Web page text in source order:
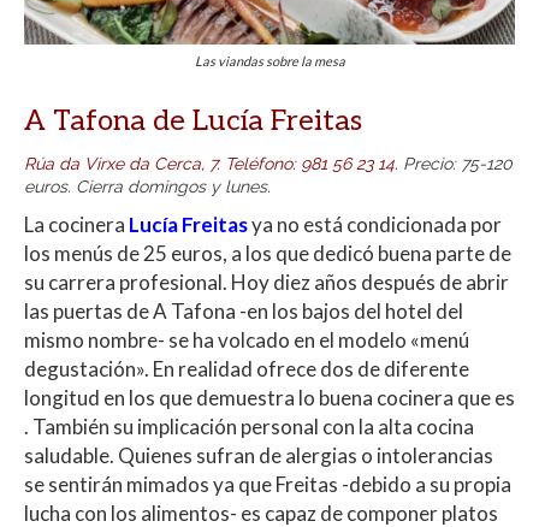
Las viandas sobre la mesa
A Tafona de Lucía Freitas
Rúa da Virxe da Cerca, 7. Teléfono: 981 56 23 14. Precio: 75-120
euros. Cierra domingos y lunes.
La cocinera Lucía Freitasya no está condicionada por
los menús de 25 euros, a los que dedicó buena parte de
su carrera profesional. Hoy diez años después de abrir
las puertas de A Tafona -en los bajos del hotel del
mismo nombre- se ha volcado en el modelo «menú
degustación». En realidad ofrece dos de diferente
longitud en los que demuestra lo buena cocinera que es
. También su implicación personal con la alta cocina
saludable. Quienes sufran de alergias o intolerancias
se sentirán mimados ya que Freitas -debido a su propia
lucha con los alimentos- es capaz de componer platos